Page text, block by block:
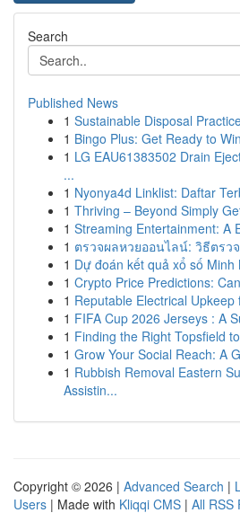
Search
Published News
1 Sustainable Disposal
1 Bingo Plus: Get Ready to
1 LG EAU61383502 Drain
...
1 Nyonya4d Linklist: Daftar
1 Thriving – Beyond Simply
1 Streaming Entertainment: A
1 ตรวจผลหวยออนไลน์: วิธีตรว
1 Dự đoán kết quả xổ số Minh
1 Crypto Price Predictions:
1 Reputable Electrical
1 FIFA Cup 2026 Jerseys : A
1 Finding the Right Topsfield
1 Grow Your Social Reach: A
1 Rubbish Removal Eastern
Assistin...
Copyright © 2026 | Advanced Search |
Users | Made with Kliqqi CMS | All RSS